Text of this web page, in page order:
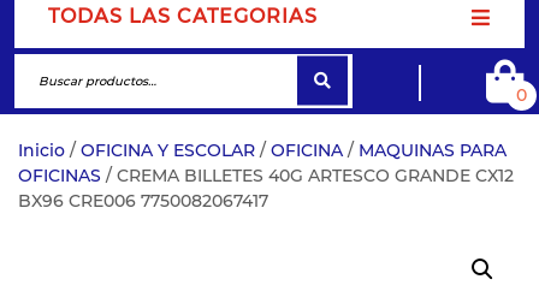
TODAS LAS CATEGORIAS
0
Inicio / OFICINA Y ESCOLAR / OFICINA / MAQUINAS PARA
OFICINAS / CREMA BILLETES 40G ARTESCO GRANDE CX12
BX96 CRE006 7750082067417